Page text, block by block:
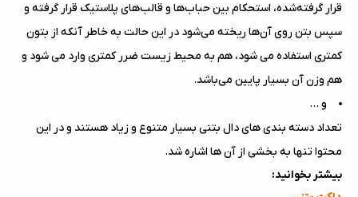
قرار گرفته‌شده، استحکام بین حباب‌ها و قالب‌های پلاستیک قرار گرفته و
سپس بتن روی آن‌ها ریخته می‌شود در این حالت به خاطر آنکه از بتون
کمتری استفاده می شود، هم به محیط زیست ضرر کمتری وارد می شود و
هم وزن آن بسیار پایین می‌باشد.
و …
تعداد دسته بندی های دال بتنی بسیار متنوع و زیاد هستند و در این
محتوا تنها به بخشی از آن ها اشاره شد.
بیشتر بخوانید: